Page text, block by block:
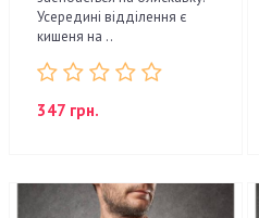
Усередині відділення є
кишеня на ..
347 грн.